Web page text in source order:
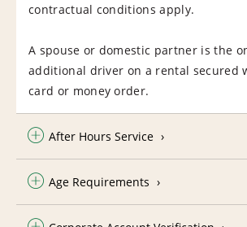
contractual conditions apply.
A spouse or domestic partner is the
additional driver on a rental secured
card or money order.
After Hours Service
Age Requirements